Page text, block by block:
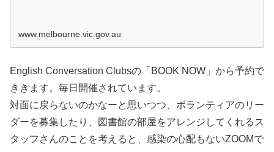
www.melbourne.vic.gov.au
English Conversation Clubsの「BOOK NOW」から予約で
ききます。毎日開催されています。
対面に戻らないのかなーと思いつつ、ボランティアのリー
ダーを募集したり、図書館の部屋をアレンジしてくれるス
タッフさんのことを考えると、感染の心配もないZOOMで